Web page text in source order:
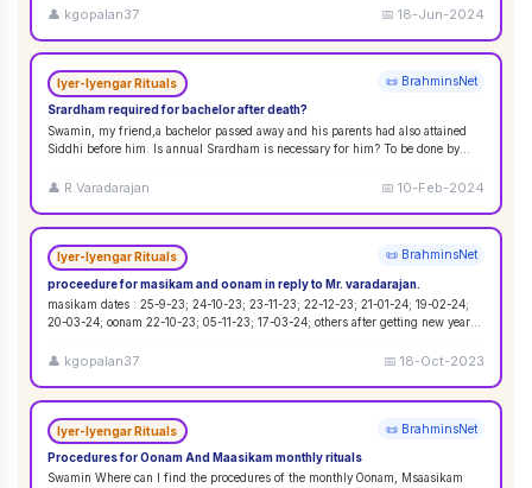
👤 kgopalan37 📅18-Jun-2024
Iyer-Iyengar Rituals 📜 BrahminsNet
Srardham required for bachelor after death?
Swamin, my friend,a bachelor passed away and his parents had also attained
Siddhi before him. Is annual Srardham is necessary for him? To be done by
👤 R.Varadarajan 📅10-Feb-2024
Iyer-Iyengar Rituals 📜 BrahminsNet
proceedure for masikam and oonam in reply to Mr. varadarajan.
masikam dates : 25-9-23; 24-10-23; 23-11-23; 22-12-23; 21-01-24; 19-02-24;
20-03-24; oonam 22-10-23; 05-11-23; 17-03-24; others after getting new year...
👤 kgopalan37 📅18-Oct-2023
Iyer-Iyengar Rituals 📜 BrahminsNet
Procedures for Oonam And Maasikam monthly rituals
Swamin Where can I find the procedures of the monthly Oonam, Msaasikam